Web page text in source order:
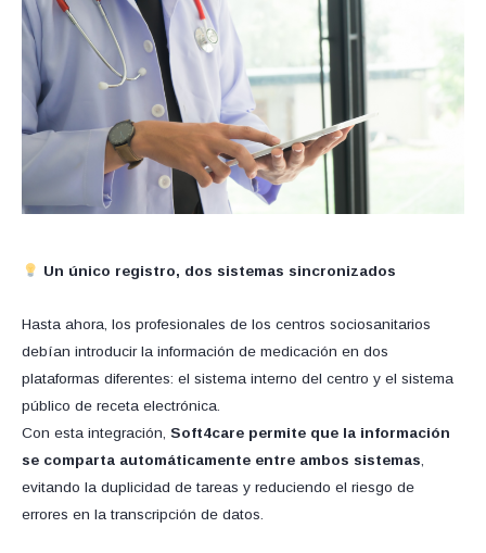
Un único registro, dos sistemas sincronizados
Hasta ahora, los profesionales de los centros sociosanitarios
debían introducir la información de medicación en dos
plataformas diferentes: el sistema interno del centro y el sistema
público de receta electrónica.
Con esta integración, Soft4care permite que la información
se comparta automáticamente entre ambos sistemas
evitando la duplicidad de tareas y reduciendo el riesgo de
errores en la transcripción de datos.